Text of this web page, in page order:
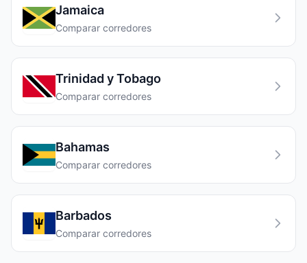
Jamaica
Comparar corredores
Trinidad y Tobago
Comparar corredores
Bahamas
Comparar corredores
Barbados
Comparar corredores